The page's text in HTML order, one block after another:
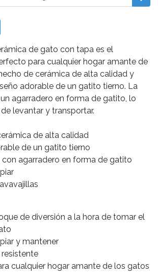
de gato con tapa es el
para cualquier hogar amante de
de cerámica de alta calidad y
adorable de un gatito tierno. La
agarradero en forma de gatito, lo
levantar y transportar.
de alta calidad
de un gatito tierno
con agarradero en forma de gatito
de diversión a la hora de tomar el
y mantener
resistente
cualquier hogar amante de los gatos